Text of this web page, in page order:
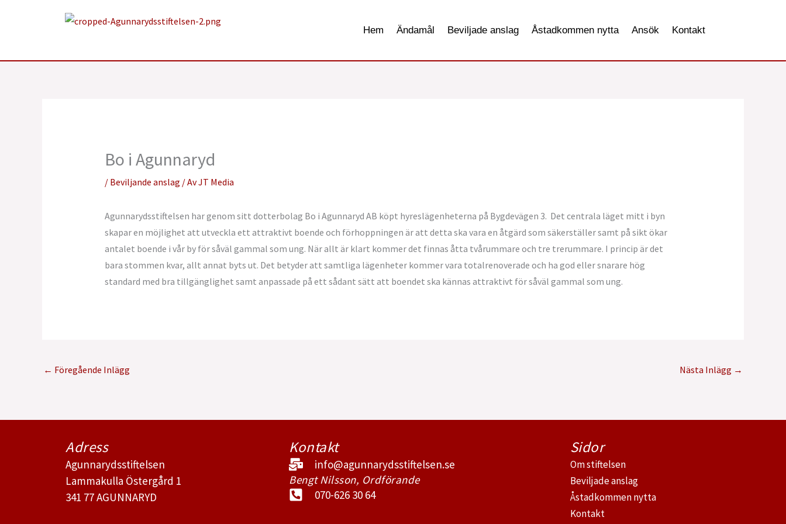
Hem Ändamål Beviljade anslag Åstadkommen nytta Ansök Kontakt
Bo i Agunnaryd
/ Beviljande anslag / AvJT Media
Agunnarydsstiftelsen har genom sitt dotterbolag Bo i Agunnaryd AB köpt hyreslägenheterna på Bygdevägen 3. Det centrala läget mitt i byn
skapar en möjlighet att utveckla ett attraktivt boende och förhoppningen är att detta ska vara en åtgärd som säkerställer samt på sikt ökar
antalet boende i vår by för såväl gammal som ung. När allt är klart kommer det finnas åtta tvårummare och tre trerummare. I princip är det
bara stommen kvar, allt annat byts ut. Det betyder att samtliga lägenheter kommer vara totalrenoverade och ha god eller snarare hög
standard med bra tillgänglighet samt anpassade på ett sådant sätt att boendet ska kännas attraktivt för såväl gammal som ung.
← Föregående Inlägg Nästa Inlägg →
Adress
Agunnarydsstiftelsen
Lammakulla Östergård 1
341 77 AGUNNARYD
Kontakt
info@agunnarydsstiftelsen.se
Bengt Nilsson, Ordförande
070-626 30 64
Sidor
Om stiftelsen
Beviljade anslag
Åstadkommen nytta
Kontakt